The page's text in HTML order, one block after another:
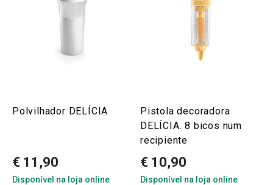
Polvilhador DELÍCIA
€ 11,90
Disponível na loja online
Pistola decoradora
DELÍCIA. 8 bicos num
recipiente
€ 10,90
Disponível na loja online